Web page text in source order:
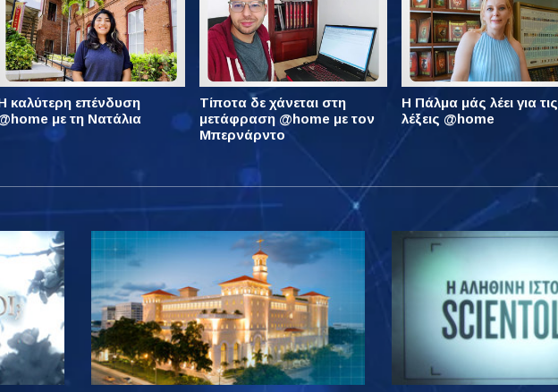
καλύτερη επένδυση
με τη Νατάλια
Τίποτα δε χάνεται στη
μετάφραση @home με τον
Μπερνάρντο
Η Πάλμα μάς λέει για τις
λέξεις @home